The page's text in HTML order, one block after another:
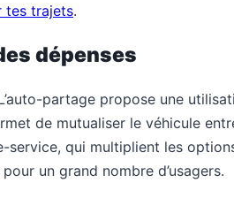
tes trajets.
dépenses
partage propose une
de mutualiser le véhicule
qui multiplient les
un grand nombre d’usagers.